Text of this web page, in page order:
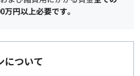
円以上必要です。
について